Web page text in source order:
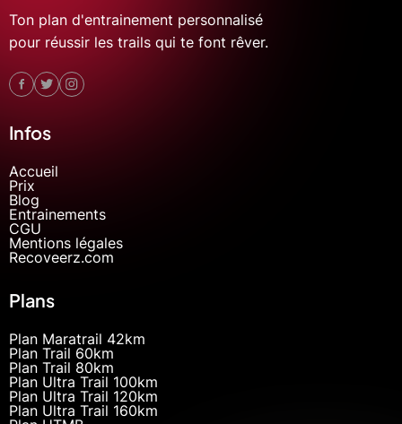
Ton plan d'entrainement personnalisé
pour réussir les trails qui te font rêver.
Infos
Accueil
Prix
Blog
Entrainements
CGU
Mentions légales
Recoveerz.com
Plans
Plan Maratrail 42km
Plan Trail 60km
Plan Trail 80km
Plan Ultra Trail 100km
Plan Ultra Trail 120km
Plan Ultra Trail 160km